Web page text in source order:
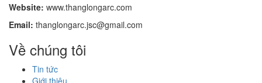
Website: www.thanglongarc.com
Email: thanglongarc.jsc@gmail.com
Về chúng tôi
Tin tức
Giới thiệu